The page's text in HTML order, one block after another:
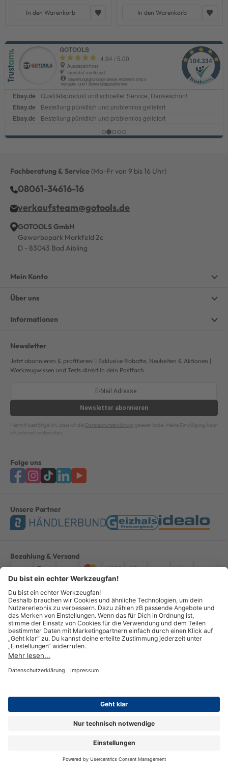
In den Warenkorb In den Warenkorb
Fachberatung & Service (Mo-Fr von 9 bis 16 Uhr)
08061-34616-16
verkaufsteam@gotools.de
GOTOOLS GmbH
Gewerbepark Markfeld 2c
D - 83043 Bad Aibling
Mein Konto
Über uns
Informationen
Newsletter
Jetzt abonnieren & profitieren! | Exklusive Rabatte, Neuheiten & Aktionen |
Werkzeugwissen und Tests direkt in dein Postfach
Newsletter abonnieren
Hiermit bestätige ich, dass ich die Datenschutzerklärung gelesen habe. Meine Einwilligung kann
ich jederzeit widerrufen.
Folge uns
Unsere Partner
Bezahlung & Versand
ImpressumAGBDatenschutzWiderruf Vertrag widerrufen
Alle Preise verstehen sich inkl. ges. MwSt. *Kostenloser Versand innerhalb
Deutschlands, bei Bestellungen ab 100,00 Euro.
© Copyright 2026 GOTOOLS GmbH - Alle Rechte vorbehalten. powered by
createyourtemplate